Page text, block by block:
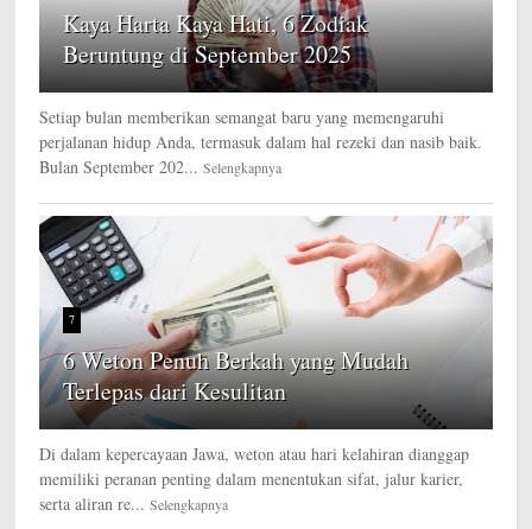
Kaya Harta Kaya Hati, 6 Zodiak
Beruntung di September 2025
Setiap bulan memberikan semangat baru yang memengaruhi
perjalanan hidup Anda, termasuk dalam hal rezeki dan nasib baik.
Bulan September 202... Selengkapnya
7
6 Weton Penuh Berkah yang Mudah
Terlepas dari Kesulitan
Di dalam kepercayaan Jawa, weton atau hari kelahiran dianggap
memiliki peranan penting dalam menentukan sifat, jalur karier,
serta aliran re... Selengkapnya